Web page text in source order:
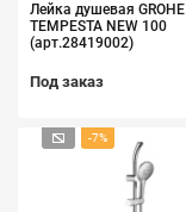
Лейка душевая GROHE
TEMPESTA NEW 100
(арт.28419002)
Под заказ
-7%